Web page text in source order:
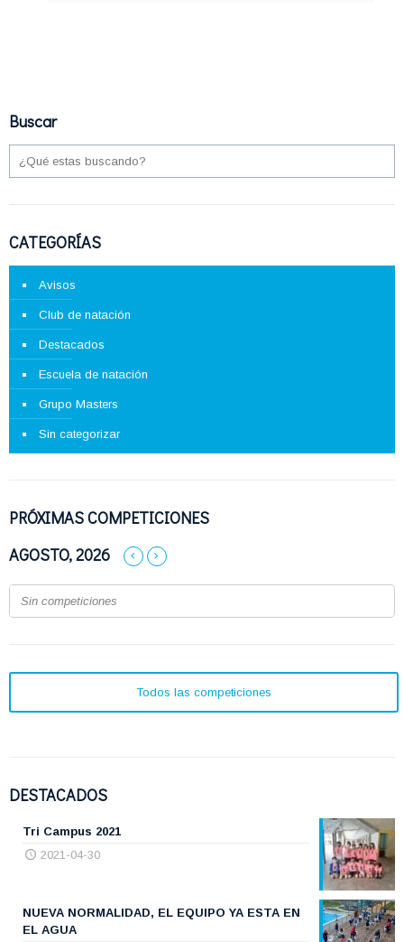
Buscar
CATEGORÍAS
Avisos
Club de natación
Destacados
Escuela de natación
Grupo Masters
Sin categorizar
PRÓXIMAS COMPETICIONES
AGOSTO, 2026
Sin competiciones
Todos las competiciones
DESTACADOS
Tri Campus 2021
2021-04-30
NUEVA NORMALIDAD, EL EQUIPO YA ESTA EN
EL AGUA